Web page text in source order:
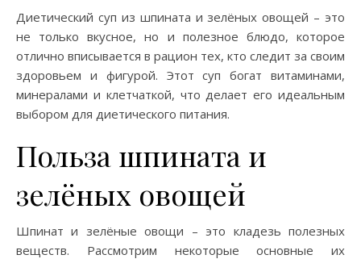
Диетический суп из шпината и зелёных овощей – это
не только вкусное, но и полезное блюдо, которое
отлично вписывается в рацион тех, кто следит за своим
здоровьем и фигурой. Этот суп богат витаминами,
минералами и клетчаткой, что делает его идеальным
выбором для диетического питания.
Польза шпината и
зелёных овощей
Шпинат и зелёные овощи – это кладезь полезных
веществ. Рассмотрим некоторые основные их